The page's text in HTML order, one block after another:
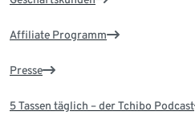
Affiliate Programm
Presse
5 Tassen täglich – der Tchibo Podcast